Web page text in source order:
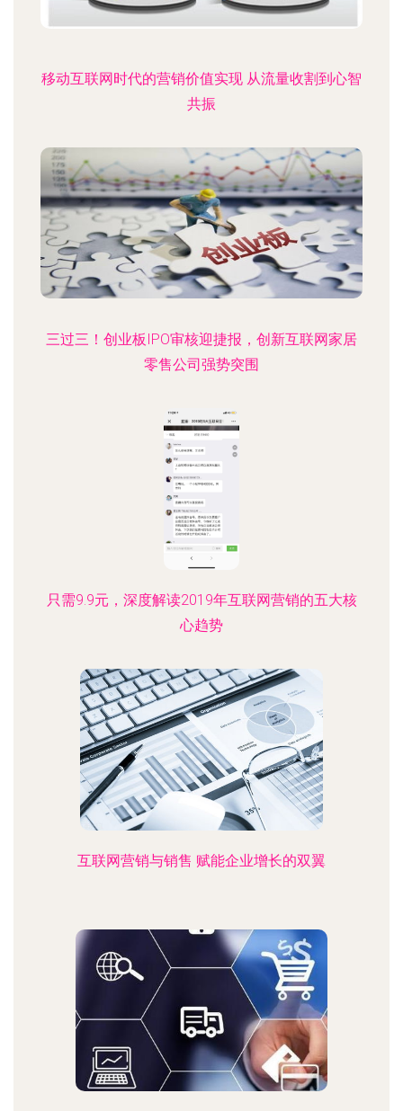
移动互联网时代的营销价值实现 从流量收割到心智
共振
三过三！创业板IPO审核迎捷报，创新互联网家居
零售公司强势突围
只需9.9元，深度解读2019年互联网营销的五大核
心趋势
互联网营销与销售 赋能企业增长的双翼